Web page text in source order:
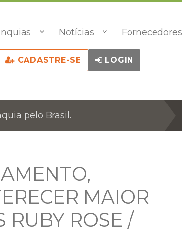
Notícias Fornecedores
CADASTRE-SE LOGIN
pelo Brasil.
MAIOR
RUBY ROSE /